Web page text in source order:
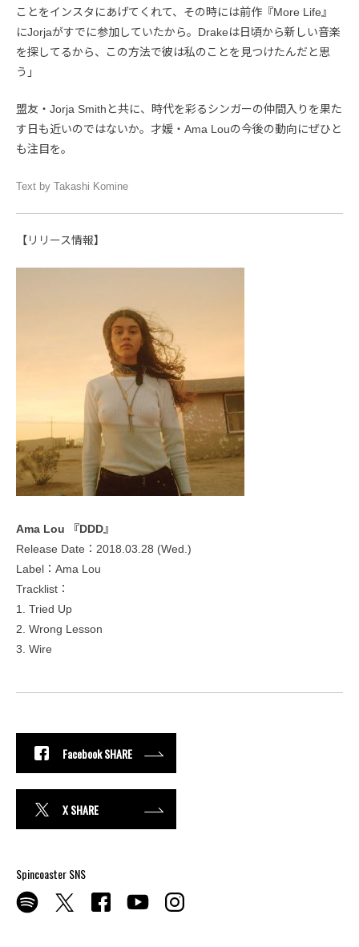
ことをインスタにあげてくれて、その時には前作『More Life』
にJorjaがすでに参加していたから。Drakeは日頃から新しい音楽
を探してるから、この方法で彼は私のことを見つけたんだと思
う」
盟友・Jorja Smithと共に、時代を彩るシンガーの仲間入りを果た
す日も近いのではないか。才媛・Ama Louの今後の動向にぜひと
も注目を。
Text by Takashi Komine
【リリース情報】
Ama Lou 『DDD』
Release Date：2018.03.28 (Wed.)
Label：Ama Lou
Tracklist：
1. Tried Up
2. Wrong Lesson
3. Wire
Facebook SHARE
X SHARE
Spincoaster SNS